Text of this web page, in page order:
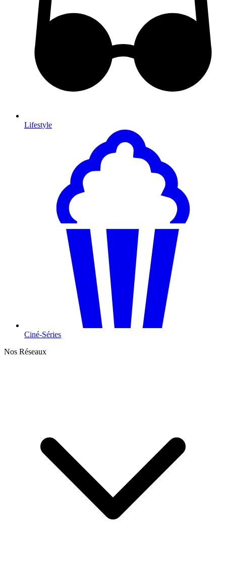
Lifestyle
Ciné-Séries
Nos Réseaux